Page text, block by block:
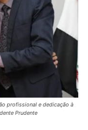
profissional e dedicação à
Prudente